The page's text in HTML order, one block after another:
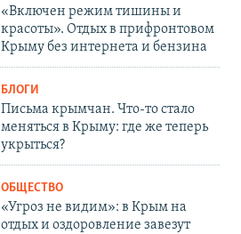
«Включен режим тишины и
красоты». Отдых в прифронтовом
Крыму без интернета и бензина
БЛОГИ
Письма крымчан. Что-то стало
меняться в Крыму: где же теперь
укрыться?
ОБЩЕСТВО
«Угроз не видим»: в Крым на
отдых и оздоровление завезут